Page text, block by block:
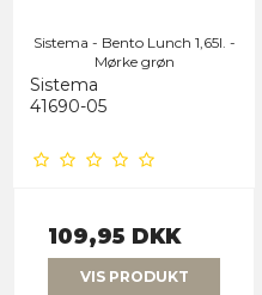
Sistema - Bento Lunch 1,65l. -
Mørke grøn
Sistema
41690-05
109,95 DKK
VIS PRODUKT